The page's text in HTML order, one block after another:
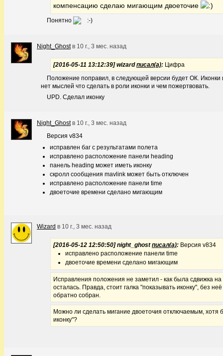
компенсацию сделаю мигающим двоеточие
Понятно
Night_Ghostв 10 г., 3 мес. назад
[2016-05-11 13:12:39] wizardписал(а): Цифра
Положение поправил, в следующей версии будет ОК. Иконки
нет мыслей что сделать в роли иконки и чем пожертвовать.
UPD. Сделал иконку
Night_Ghostв 10 г., 3 мес. назад
Версия v834
исправлен баг с результатами полета
исправлено расположение панели heading
панель heading может иметь иконку
скролл сообщения mavlink может быть отключен
исправлено расположение панели time
двоеточие времени сделано мигающим
Wizard в 10 г., 3 мес. назад
[2016-05-12 12:50:50] night_ghostписал(а): Версия v834
исправлено расположение панели time
двоеточие времени сделано мигающим
Исправления положения не заметил - как была сдвижка
осталась. Правда, стоит галка "показывать иконку", без
обратно собран.
Можно ли сделать мигание двоеточия отключаемым, хотя
иконку"?